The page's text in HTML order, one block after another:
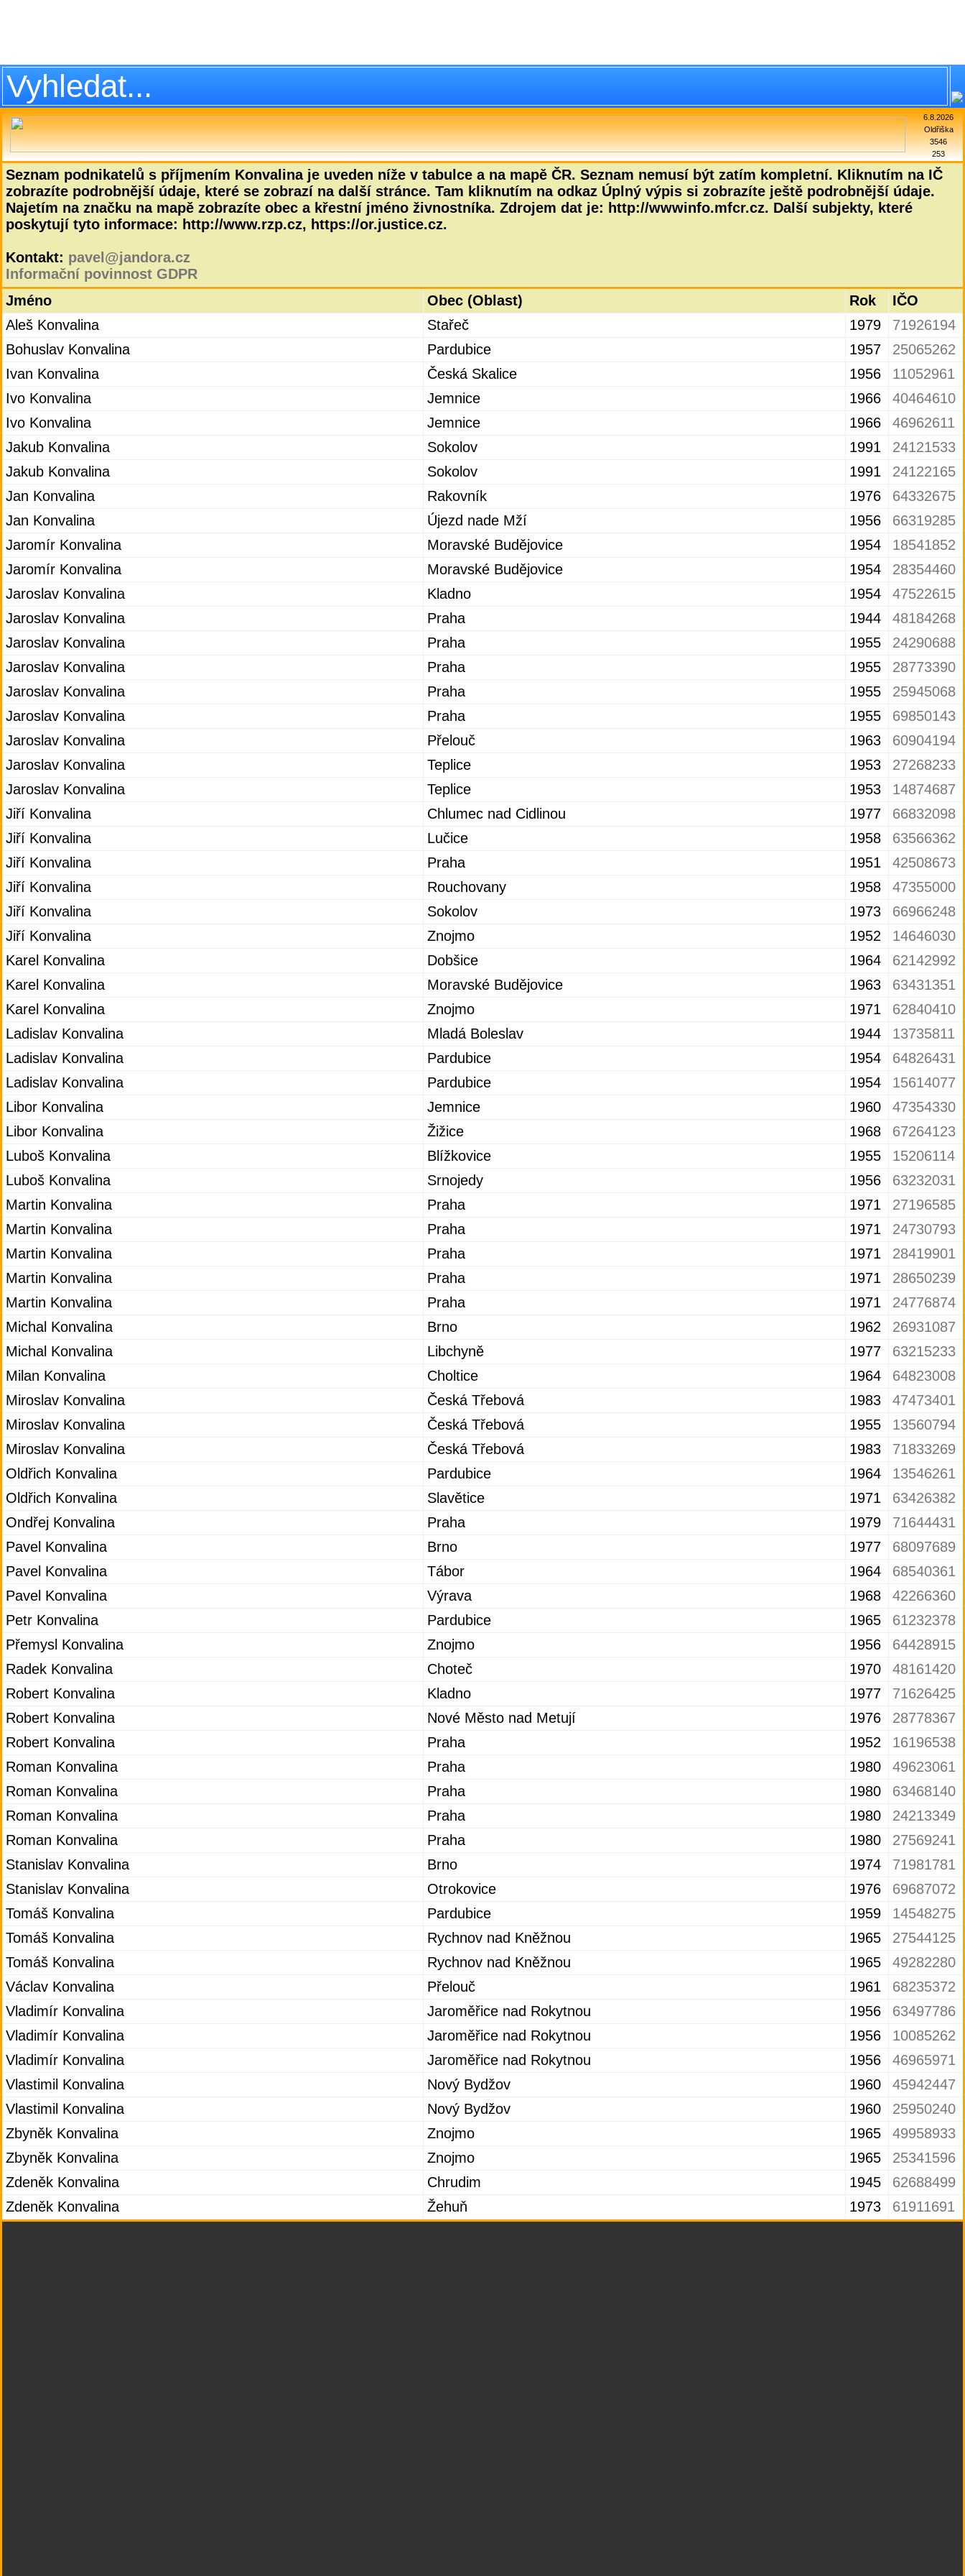
6.8.2026
Oldřiška
3546
253
Seznam podnikatelů s příjmením Konvalina je uveden níže v tabulce a na mapě ČR. Seznam nemusí být zatím kompletní. Kliknutím na IČ
zobrazíte podrobnější údaje, které se zobrazí na další stránce. Tam kliknutím na odkaz Úplný výpis si zobrazíte ještě podrobnější údaje.
Najetím na značku na mapě zobrazíte obec a křestní jméno živnostníka. Zdrojem dat je: http://wwwinfo.mfcr.cz. Další subjekty, které
poskytují tyto informace: http://www.rzp.cz, https://or.justice.cz.
Kontakt: pavel@jandora.cz
Informační povinnost GDPR
Jméno
Obec (Oblast) Rok
IČO
Aleš Konvalina
Stařeč 1979
71926194
Bohuslav Konvalina
Pardubice 1957
25065262
Ivan Konvalina
Česká Skalice 1956
11052961
Ivo Konvalina
Jemnice 1966
40464610
Ivo Konvalina
Jemnice 1966
46962611
Jakub Konvalina
Sokolov 1991
24121533
Jakub Konvalina
Sokolov 1991
24122165
Jan Konvalina
Rakovník 1976
64332675
Jan Konvalina
Újezd nade Mží 1956
66319285
Jaromír Konvalina
Moravské Budějovice 1954
18541852
Jaromír Konvalina
Moravské Budějovice 1954
28354460
Jaroslav Konvalina
Kladno 1954
47522615
Jaroslav Konvalina
Praha 1944
48184268
Jaroslav Konvalina
Praha 1955
24290688
Jaroslav Konvalina
Praha 1955
28773390
Jaroslav Konvalina
Praha 1955
25945068
Jaroslav Konvalina
Praha 1955
69850143
Jaroslav Konvalina
Přelouč 1963
60904194
Jaroslav Konvalina
Teplice 1953
27268233
Jaroslav Konvalina
Teplice 1953
14874687
Jiří Konvalina
Chlumec nad Cidlinou 1977
66832098
Jiří Konvalina
Lučice 1958
63566362
Jiří Konvalina
Praha 1951
42508673
Jiří Konvalina
Rouchovany 1958
47355000
Jiří Konvalina
Sokolov 1973
66966248
Jiří Konvalina
Znojmo 1952
14646030
Karel Konvalina
Dobšice 1964
62142992
Karel Konvalina
Moravské Budějovice 1963
63431351
Karel Konvalina
Znojmo 1971
62840410
Ladislav Konvalina
Mladá Boleslav 1944
13735811
Ladislav Konvalina
Pardubice 1954
64826431
Ladislav Konvalina
Pardubice 1954
15614077
Libor Konvalina
Jemnice 1960
47354330
Libor Konvalina
Žižice 1968
67264123
Luboš Konvalina
Blížkovice 1955
15206114
Luboš Konvalina
Srnojedy 1956
63232031
Martin Konvalina
Praha 1971
27196585
Martin Konvalina
Praha 1971
24730793
Martin Konvalina
Praha 1971
28419901
Martin Konvalina
Praha 1971
28650239
Martin Konvalina
Praha 1971
24776874
Michal Konvalina
Brno 1962
26931087
Michal Konvalina
Libchyně 1977
63215233
Milan Konvalina
Choltice 1964
64823008
Miroslav Konvalina
Česká Třebová 1983
47473401
Miroslav Konvalina
Česká Třebová 1955
13560794
Miroslav Konvalina
Česká Třebová 1983
71833269
Oldřich Konvalina
Pardubice 1964
13546261
Oldřich Konvalina
Slavětice 1971
63426382
Ondřej Konvalina
Praha 1979
71644431
Pavel Konvalina
Brno 1977
68097689
Pavel Konvalina
Tábor 1964
68540361
Pavel Konvalina
Výrava 1968
42266360
Petr Konvalina
Pardubice 1965
61232378
Přemysl Konvalina
Znojmo 1956
64428915
Radek Konvalina
Choteč 1970
48161420
Robert Konvalina
Kladno 1977
71626425
Robert Konvalina
Nové Město nad Metují 1976
28778367
Robert Konvalina
Praha 1952
16196538
Roman Konvalina
Praha 1980
49623061
Roman Konvalina
Praha 1980
63468140
Roman Konvalina
Praha 1980
24213349
Roman Konvalina
Praha 1980
27569241
Stanislav Konvalina
Brno 1974
71981781
Stanislav Konvalina
Otrokovice 1976
69687072
Tomáš Konvalina
Pardubice 1959
14548275
Tomáš Konvalina
Rychnov nad Kněžnou 1965
27544125
Tomáš Konvalina
Rychnov nad Kněžnou 1965
49282280
Václav Konvalina
Přelouč 1961
68235372
Vladimír Konvalina
Jaroměřice nad Rokytnou 1956
63497786
Vladimír Konvalina
Jaroměřice nad Rokytnou 1956
10085262
Vladimír Konvalina
Jaroměřice nad Rokytnou 1956
46965971
Vlastimil Konvalina
Nový Bydžov 1960
45942447
Vlastimil Konvalina
Nový Bydžov 1960
25950240
Zbyněk Konvalina
Znojmo 1965
49958933
Zbyněk Konvalina
Znojmo 1965
25341596
Zdeněk Konvalina
Chrudim 1945
62688499
Zdeněk Konvalina
Žehuň 1973 61911691